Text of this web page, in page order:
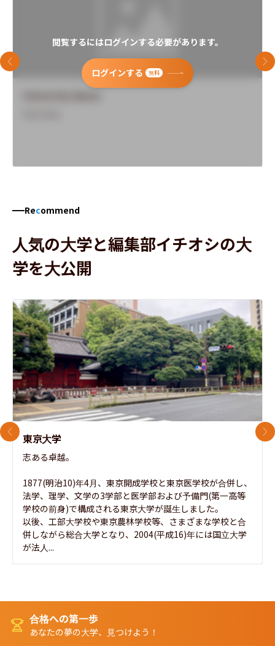
閲覧するにはログインする必要があります。
ログインする 無料
前のスライド 次
Recommend
人気の大学と編集部イチオシの大
学を大公開
東京大学
志ある卓越。
1877(明治10)年4月、東京開成学校と東京医学校が合併し、
法学、理学、文学の3学部と医学部および予備門(第一高等
学校の前身)で構成される東京大学が誕生しました。
以後、工部大学校や東京農林学校等、さまざまな学校と合
併しながら総合大学となり、2004(平成16)年には国立大学
が法人...
前のスライド 次
合格への第一歩
あなたの夢の大学、見つけよう！